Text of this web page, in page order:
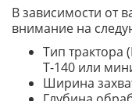
В зависимости от
внимание на
Тип
Т-140 или
Ширина